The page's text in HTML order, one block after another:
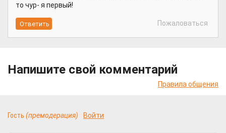
то чур- я первый!
Пожаловаться
Напишите свой комментарий
Правила общения
Гость (премодерация) Войти